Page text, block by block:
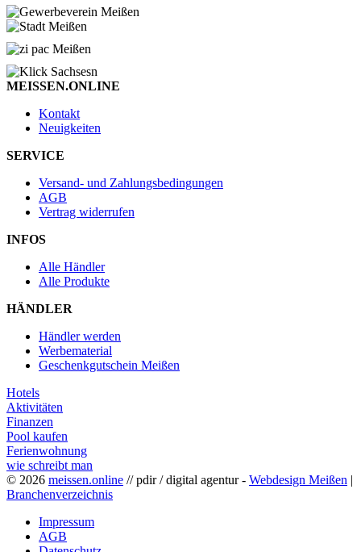
MEISSEN.ONLINE
Kontakt
Neuigkeiten
SERVICE
Versand- und Zahlungsbedingungen
AGB
Vertrag widerrufen
INFOS
Alle Händler
Alle Produkte
HÄNDLER
Händler werden
Werbematerial
Geschenkgutschein Meißen
Hotels
Aktivitäten
Finanzen
Pool kaufen
Ferienwohnung
wie schreibt man
© 2026 meissen.online // pdir / digital agentur - Webdesign Meißen |
Branchenverzeichnis
Impressum
AGB